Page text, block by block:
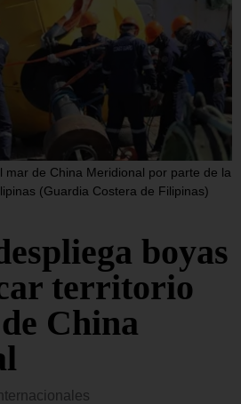
mar de China Meridional por parte de la
(Guardia Costera de Filipinas)
boyas
territorio
China